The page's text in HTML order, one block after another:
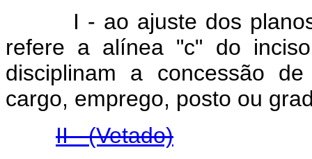
I - ao ajuste dos planos
refere a alínea "c" do
disciplinam a concessão
cargo, emprego, posto ou
II - (Vetado)